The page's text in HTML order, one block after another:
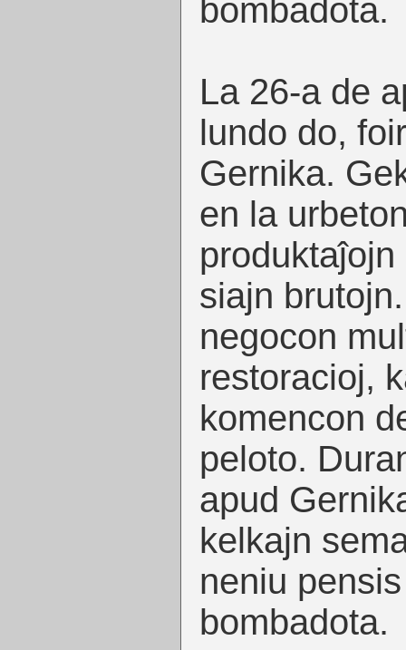
bombadota.
La 26-a de
lundo do,
Gernika.
en la
siajn
negocon
restoracioj,
komencon
peloto.
apud
kelkajn
neniu
bombadota.